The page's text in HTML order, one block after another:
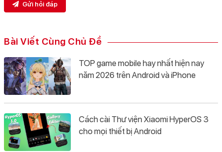
Gửi hỏi đáp
Bài Viết Cùng Chủ Đề
TOP game mobile hay nhất hiện nay
năm 2026 trên Android và iPhone
Cách cài Thư viện Xiaomi HyperOS 3
cho mọi thiết bị Android